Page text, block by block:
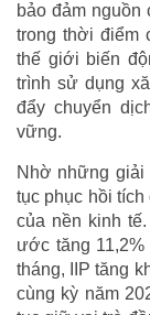
bảo đảm nguồn
trong thời điểm
thế giới biến
trình sử dụng
đẩy chuyển
vững.
Nhờ những giải
tục phục hồi
của nền kinh
ước tăng
tháng, IIP tăng
cùng kỳ năm